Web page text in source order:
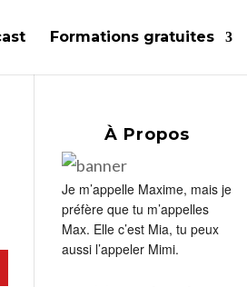
Formations gratuites
À Propos
Je m’appelle Maxime, mais je
préfère que tu m’appelles
Max. Elle c’est Mia, tu peux
aussi l’appeler Mimi.